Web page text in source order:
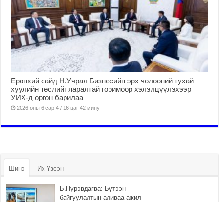
Ерөнхий сайд Н.Учрал Бизнесийн эрх чөлөөний тухай
хуулийн төслийг яаралтай горимоор хэлэлцүүлэхээр
УИХ-д өргөн барилаа
2026 оны 6 сар 4 / 16 цаг 42 минут
Шинэ Их Үзсэн
Б.Пүрэвдагва: Бүтээн
байгуулалтын аливаа ажил